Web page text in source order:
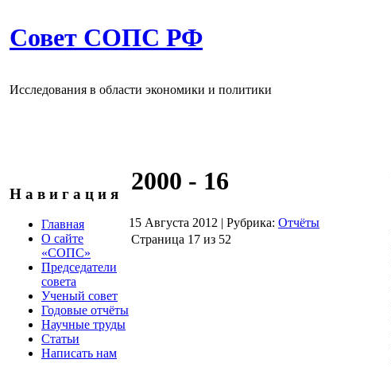
Совет СОПС РФ
Исследования в области экономики и политики
Н а в и г а ц и я
Главная
О сайте
«СОПС»
Председатели
совета
Ученый совет
Годовые отчёты
Научные труды
Статьи
Написать нам
2000 - 16
15 Августа 2012 | Рубрика: Отчёты
Страница 17 из 52